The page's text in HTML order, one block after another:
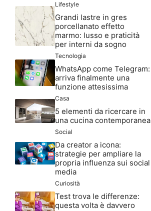
Lifestyle
Grandi lastre in gres
porcellanato effetto
marmo: lusso e praticità
per interni da sogno
Tecnologia
WhatsApp come Telegram:
arriva finalmente una
funzione attesissima
Casa
5 elementi da ricercare in
una cucina contemporanea
Social
Da creator a icona:
strategie per ampliare la
propria influenza sui social
media
Curiosità
Test trova le differenze:
questa volta è davvero